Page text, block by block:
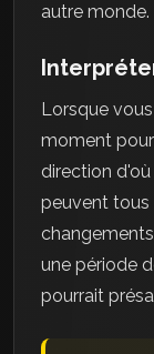
autre monde.
Lorsque
moment
direction
peuvent tous
une période
pourrait